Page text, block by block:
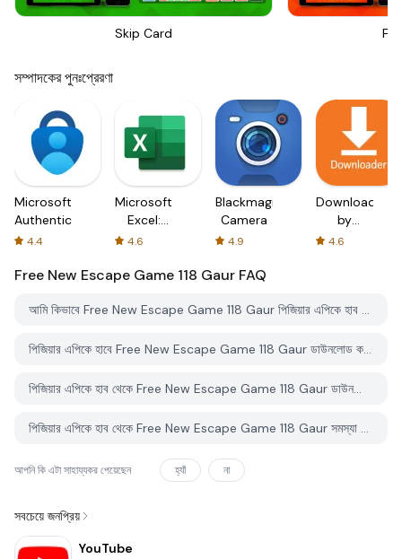
Skip Card
সম্পাদকের পুনঃপ্রেরণা
Microsoft
Authenticator
4.4
Microsoft
Excel:
Spreadsheets
4.6
Blackmagic
Camera
4.9
Downloader
by
AFTVnews
4.6
Free New Escape Game 118 Gaur FAQ
আমি কিভাবে Free New Escape Game 118 Gaur পিজিয়ার এপিকে হাব থেকে ডাউনলোড করব?
পিজিয়ার এপিকে হাবে Free New Escape Game 118 Gaur ডাউনলোড করার জন্য কোন খরচ আছে?
পিজিয়ার এপিকে হাব থেকে Free New Escape Game 118 Gaur ডাউনলোড করতে কি আমার একটি অ্যাকাউন্ট দরকার?
পিজিয়ার এপিকে হাব থেকে Free New Escape Game 118 Gaur সমস্যা রিপোর্ট করতে কিভাবে পারি?
আপনি কি এটা সাহায্যকর পেয়েছেন হ্যাঁ না
সবচেয়ে জনপ্রিয়
YouTube